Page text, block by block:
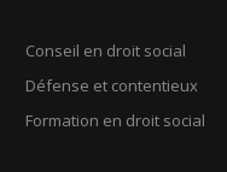
Conseil en droit social
Défense et contentieux
Formation en droit social